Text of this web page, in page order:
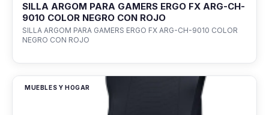
SILLA ARGOM PARA GAMERS ERGO FX ARG-CH-
9010 COLOR NEGRO CON ROJO
SILLA ARGOM PARA GAMERS ERGO FX ARG-CH-9010 COLOR
NEGRO CON ROJO
MUEBLES Y HOGAR